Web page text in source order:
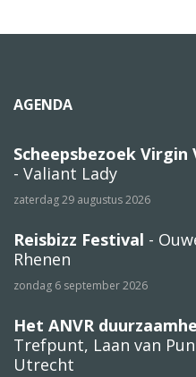
AGENDA
Scheepsbezoek Virgin
- Valiant Lady
zaterdag 29 augustus 2026
Reisbizz Festival -
Rhenen
zondag 6 september 2026
Het ANVR
Trefpunt, Laan van
Utrecht